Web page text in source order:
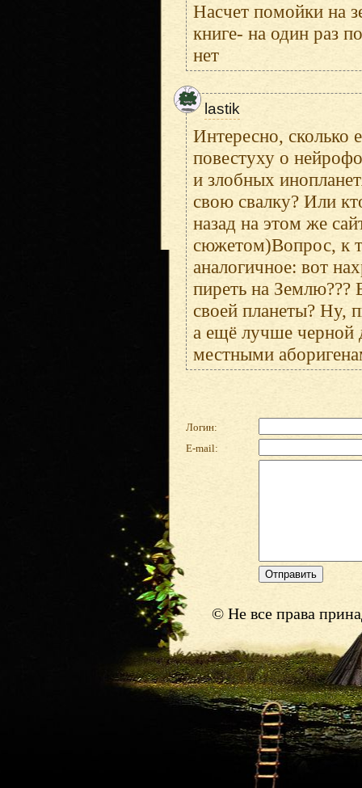
Насчет помойки на
книге- на один раз
нет
lastik
Интересно, сколько
повестуху о
и злобных
свою свалку? Или
назад на этом же
сюжетом)Вопрос, к
аналогичное: вот
пиреть на Землю???
своей планеты? Ну,
а ещё лучше черной
местными
Логин:
E-mail:
© Не все права